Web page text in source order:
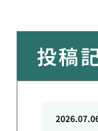
投稿